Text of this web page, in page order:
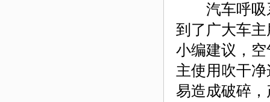
汽车呼吸系
到了广大车
小编建议，
主使用吹干
易造成破碎